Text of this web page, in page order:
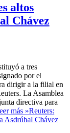
altos
Chávez
a tres
por el
dirigir a la filial en
La Asamblea
directiva para
más »Reuters:
Asdrúbal Chávez